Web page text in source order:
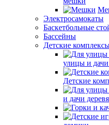
Электросамокаты
Баскетбольные
Бассейны
Детские
улицы и
Детские
и дачи